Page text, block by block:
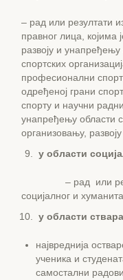
– рад или резултати
правног лица, којима
развоју и
спортских
професионални
одређеној грани
спорту и научни
унапређењу области
организовању,
у области
– рад или
социјалног и
у области
највреднија
ученика и
самостални